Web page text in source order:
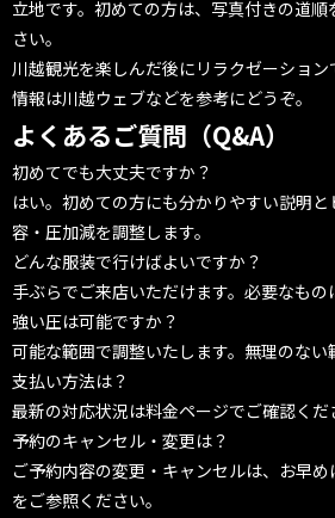
立地です。初めての方は、写真付きの道順
さい。
川越観光を楽しんだ後にリラクゼーショ
情報は川越ウェブなどを参考にどうぞ。
よくあるご質問（Q&A）
初めてでも大丈夫ですか？
はい。初めての方にも分かりやすい説明
容・圧加減を調整します。
どんな服装で行けばよいですか？
手ぶらでご来店いただけます。必要なもの
強い圧は可能ですか？
可能な範囲で調整いたします。無理のない
支払い方法は？
最新の対応状況は料金ページでご確認くだ
予約のキャンセル・変更は？
ご予約内容の変更・キャンセルは、お早
をご参照ください。